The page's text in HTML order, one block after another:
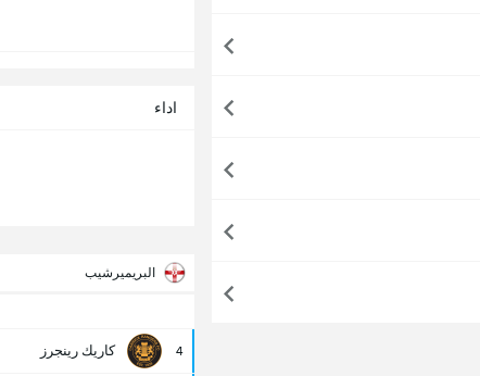
اداء
البريميرشيب
4 كاريك رينجرز